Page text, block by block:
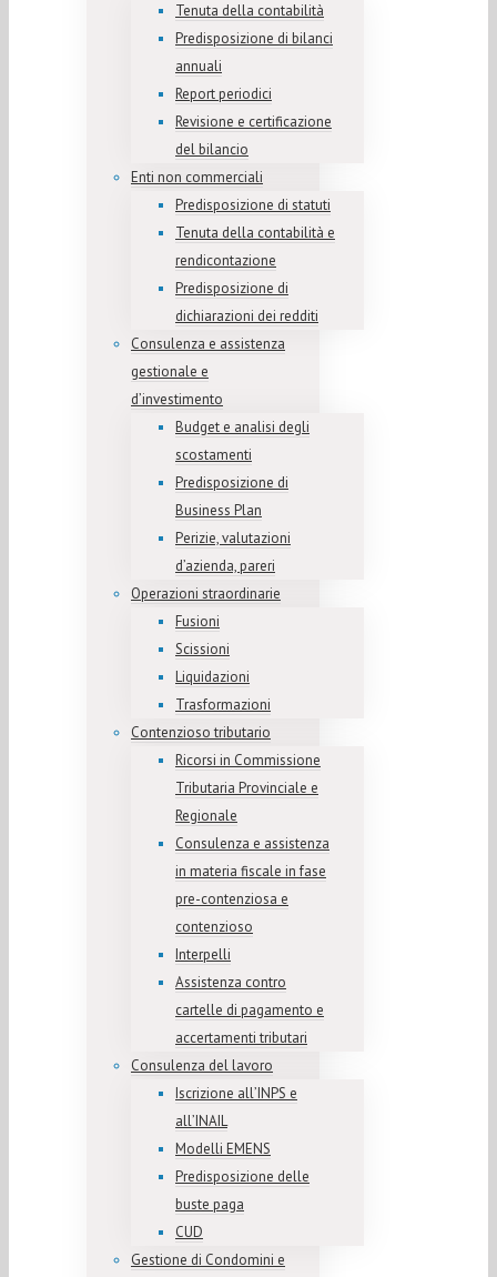
Tenuta della contabilità
Predisposizione di bilanci
annuali
Report periodici
Revisione e certificazione
del bilancio
Enti non commerciali
Predisposizione di statuti
Tenuta della contabilità e
rendicontazione
Predisposizione di
dichiarazioni dei redditi
Consulenza e assistenza
gestionale e
d’investimento
Budget e analisi degli
scostamenti
Predisposizione di
Business Plan
Perizie, valutazioni
d’azienda, pareri
Operazioni straordinarie
Fusioni
Scissioni
Liquidazioni
Trasformazioni
Contenzioso tributario
Ricorsi in Commissione
Tributaria Provinciale e
Regionale
Consulenza e assistenza
in materia fiscale in fase
pre-contenziosa e
contenzioso
Interpelli
Assistenza contro
cartelle di pagamento e
accertamenti tributari
Consulenza del lavoro
Iscrizione all’INPS e
all’INAIL
Modelli EMENS
Predisposizione delle
buste paga
CUD
Gestione di Condomini e